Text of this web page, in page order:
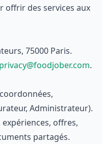
offrir des services aux
75000 Paris.
privacy@foodjober.com.
Administrateur).
offres,
partagés.